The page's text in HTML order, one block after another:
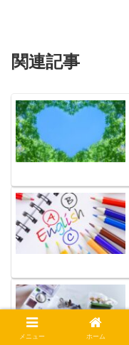
関連記事
メニュー ホーム